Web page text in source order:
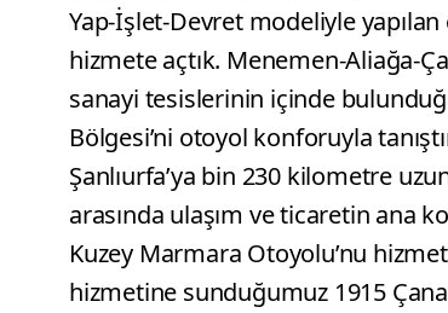
Yap-İşlet-Devret modeliyle
hizmete açtık. Menemen-Aliağa-
sanayi tesislerinin içinde
Bölgesi’ni otoyol konforuyla
Şanlıurfa’ya bin 230 kilometre
arasında ulaşım ve ticaretin ana
Kuzey Marmara Otoyolu’nu
hizmetine sunduğumuz 1915